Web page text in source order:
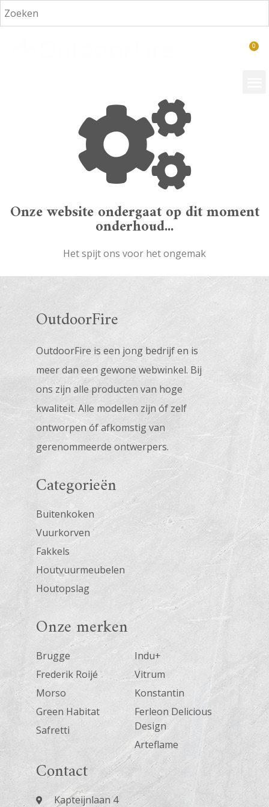
Onze website ondergaat op dit moment
onderhoud...
Het spijt ons voor het ongemak
OutdoorFire
OutdoorFire is een jong bedrijf en is
meer dan een gewone webwinkel. Bij
ons zijn alle producten van hoge
kwaliteit. Alle modellen zijn óf zelf
ontworpen óf afkomstig van
gerenommeerde ontwerpers.
Categorieën
Buitenkoken
Vuurkorven
Fakkels
Houtvuurmeubelen
Houtopslag
Onze merken
Brugge
Frederik Roijé
Morso
Green Habitat
Safretti
Indu+
Vitrum
Konstantin
Ferleon Delicious
Design
Arteflame
Contact
Kapteijnlaan 4